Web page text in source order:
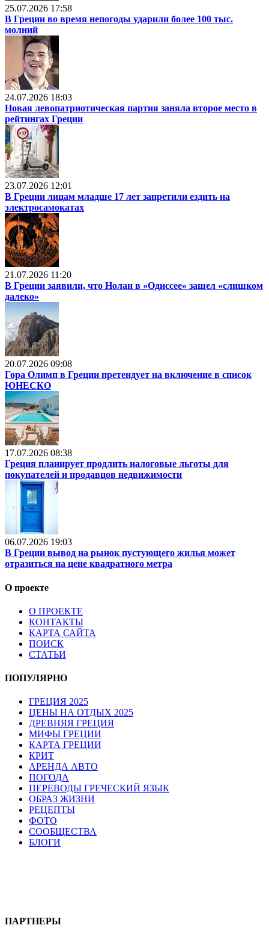
25.07.2026 17:58
В Греции во время непогоды ударили более 100 тыс.
молний
24.07.2026 18:03
Новая левопатриотическая партия заняла второе место в
рейтингах Греции
23.07.2026 12:01
В Греции лицам младше 17 лет запретили ездить на
электросамокатах
21.07.2026 11:20
В Греции заявили, что Нолан в «Одиссее» зашел «слишком
далеко»
20.07.2026 09:08
Гора Олимп в Греции претендует на включение в список
ЮНЕСКО
17.07.2026 08:38
Греция планирует продлить налоговые льготы для
покупателей и продавцов недвижимости
06.07.2026 19:03
В Греции вывод на рынок пустующего жилья может
отразиться на цене квадратного метра
О проекте
О ПРОЕКТЕ
КОНТАКТЫ
КАРТА САЙТА
ПОИСК
СТАТЬИ
ПОПУЛЯРНО
ГРЕЦИЯ 2025
ЦЕНЫ НА ОТДЫХ 2025
ДРЕВНЯЯ ГРЕЦИЯ
МИФЫ ГРЕЦИИ
КАРТА ГРЕЦИИ
КРИТ
АРЕНДА АВТО
ПОГОДА
ПЕРЕВОДЫ ГРЕЧЕСКИЙ ЯЗЫК
ОБРАЗ ЖИЗНИ
РЕЦЕПТЫ
ФОТО
СООБЩЕСТВА
БЛОГИ
ПАРТНЕРЫ